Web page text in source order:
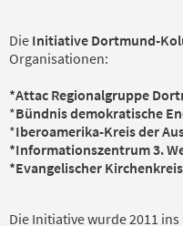
Die Initiative Dortmund-
Organisationen:
*Attac Regionalgruppe
*Bündnis demokratische
*Iberoamerika-Kreis der
*Informationszentrum 3.
*Evangelischer
Die Initiative wurde 2011